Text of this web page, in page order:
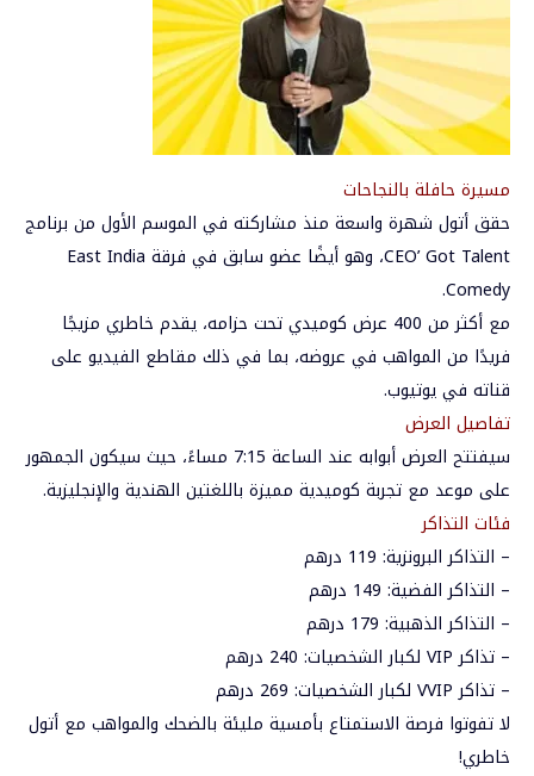
مسيرة حافلة بالنجاحات
حقق أتول شهرة واسعة منذ مشاركته في الموسم الأول من برنامج
CEO’ Got Talent، وهو أيضًا عضو سابق في فرقة East India
Comedy.
مع أكثر من 400 عرض كوميدي تحت حزامه، يقدم خاطري مزيجًا
فريدًا من المواهب في عروضه، بما في ذلك مقاطع الفيديو على
قناته في يوتيوب.
تفاصيل العرض
سيفتتح العرض أبوابه عند الساعة 7:15 مساءً، حيث سيكون الجمهور
على موعد مع تجربة كوميدية مميزة باللغتين الهندية والإنجليزية.
فئات التذاكر
– التذاكر البرونزية: 119 درهم
– التذاكر الفضية: 149 درهم
– التذاكر الذهبية: 179 درهم
– تذاكر VIP لكبار الشخصيات: 240 درهم
– تذاكر VVIP لكبار الشخصيات: 269 درهم
لا تفوتوا فرصة الاستمتاع بأمسية مليئة بالضحك والمواهب مع أتول
خاطري!